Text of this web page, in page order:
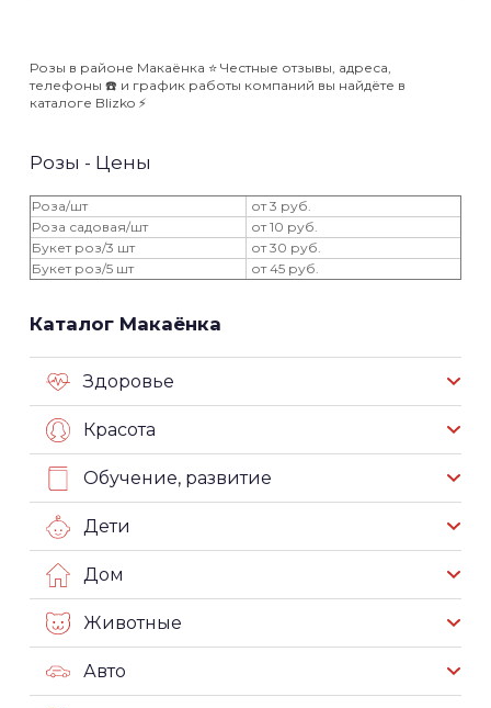
Розы в районе Макаёнка ⭐️ Честные отзывы, адреса,
телефоны ☎️ и график работы компаний вы найдёте в
каталоге Blizko ⚡️
Розы - Цены
Роза/шт
от 3 руб.
Роза садовая/шт
от 10 руб.
Букет роз/3 шт
от 30 руб.
Букет роз/5 шт
от 45 руб.
Каталог Макаёнка
Здоровье
Красота
Обучение, развитие
Дети
Дом
Животные
Авто